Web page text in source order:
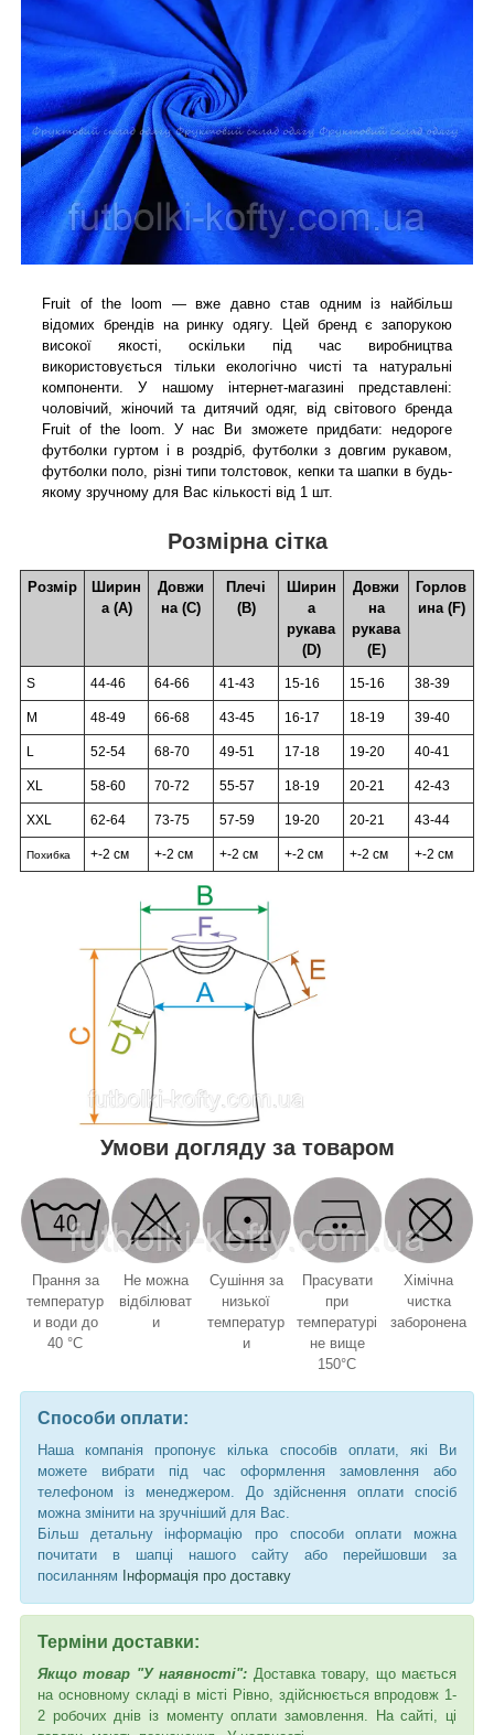
Fruit of the loom — вже давно став одним із найбільш
відомих брендів на ринку одягу. Цей бренд є запорукою
високої якості, оскільки під час виробництва
використовується тільки екологічно чисті та натуральні
компоненти. У нашому інтернет-магазині представлені:
чоловічий, жіночий та дитячий одяг, від світового бренда
Fruit of the loom. У нас Ви зможете придбати: недороге
футболки гуртом і в роздріб, футболки з довгим рукавом,
футболки поло, різні типи толстовок, кепки та шапки в будь-
якому зручному для Вас кількості від 1 шт.
Розмірна сітка
Розмір
Ширин
а (А)
Довжи
на (С)
Плечі
(В)
Ширин
а
рукава
(D)
Довжи
на
рукава
(Е)
Горлов
ина (F)
S 44-46 64-66 41-43 15-16 15-16 38-39
M 48-49 66-68 43-45 16-17 18-19 39-40
L 52-54 68-70 49-51 17-18 19-20 40-41
XL 58-60 70-72 55-57 18-19 20-21 42-43
XXL 62-64 73-75 57-59 19-20 20-21 43-44
Похибка +-2 см +-2 см +-2 см +-2 см +-2 см +-2 см
Умови догляду за товаром
Прання за
температур
и води до
40 °C
Не можна
відбілюват
и
Сушіння за
низької
температур
и
Прасувати
при
температурі
не вище
150°C
Хімічна
чистка
заборонена
Способи оплати:
Наша компанія пропонує кілька способів оплати, які Ви
можете вибрати під час оформлення замовлення або
телефоном із менеджером. До здійснення оплати спосіб
можна змінити на зручніший для Вас.
Більш детальну інформацію про способи оплати можна
почитати в шапці нашого сайту або перейшовши за
посиланням
Інформація про доставку
Терміни доставки:
Якщо товар "У наявності": Доставка товару, що мається
на основному складі в місті Рівно, здійснюється впродовж 1-
2 робочих днів із моменту оплати замовлення. На сайті, ці